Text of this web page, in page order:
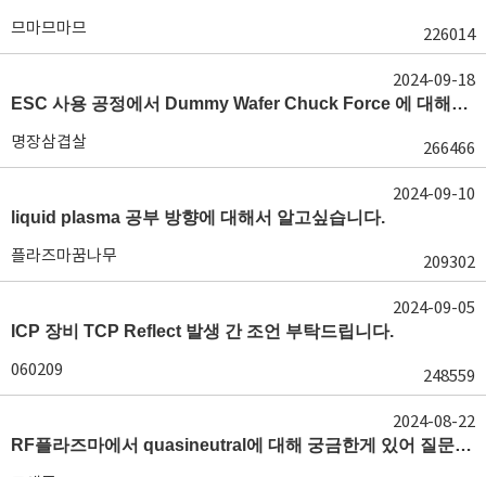
므마므마므 226014
ESC 사용 공정에서 Dummy Wafer Chuck Force 에 대해서 궁급합니다
명장삼겹살 266466
2024-09-18
liquid plasma 공부 방향에 대해서 알고싶습니다.
플라즈마꿈나무 209302
2024-09-10
ICP 장비 TCP Reflect 발생 간 조언 부탁드립니다.
060209 248559
2024-09-05
RF플라즈마에서 quasineutral에 대해 궁금한게 있어 질문글 올립니다.[quasineutral]
2024-08-22